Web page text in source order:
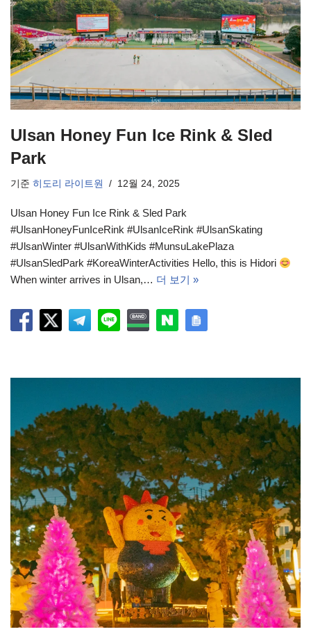
Ulsan Honey Fun Ice Rink & Sled
Park
기준 히도리 라이트원 12월 24, 2025
Ulsan Honey Fun Ice Rink & Sled Park
#UlsanHoneyFunIceRink #UlsanIceRink #UlsanSkating
#UlsanWinter #UlsanWithKids #MunsuLakePlaza
#UlsanSledPark #KoreaWinterActivities Hello, this is Hidori
When winter arrives in Ulsan,… 더 보기 »